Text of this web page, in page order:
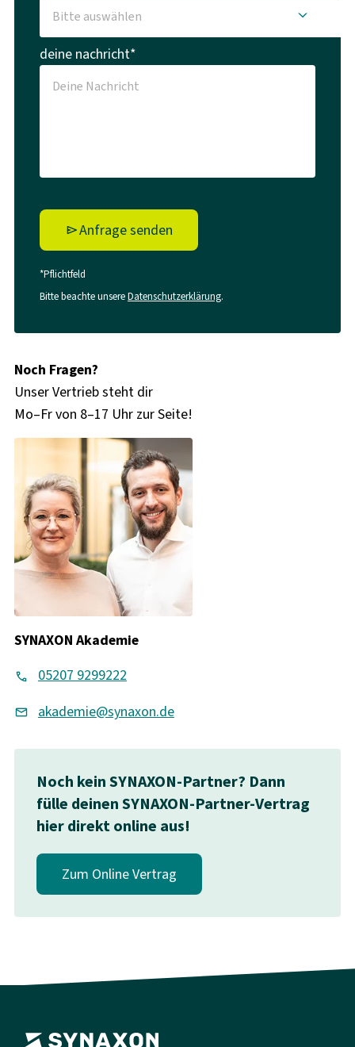
deine nachricht*
Anfrage senden
*Pflichtfeld
Bitte beachte unsereDatenschutzerklärung.
Noch Fragen?
Unser Vertrieb steht dir
Mo–Fr von 8–17 Uhr zur Seite!
SYNAXON Akademie
05207 9299222
akademie@synaxon.de
Noch kein SYNAXON-Partner? Dann
fülle deinen SYNAXON-Partner-Vertrag
hier direkt online aus!
Zum Online Vertrag